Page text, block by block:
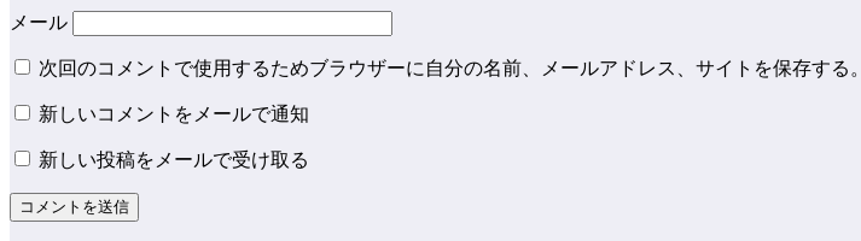
メール
次回のコメントで使用するためブラウザーに自分の名前、メールアドレス、サイトを保存する。
新しいコメントをメールで通知
新しい投稿をメールで受け取る